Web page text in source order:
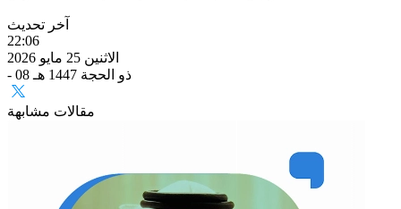
آخر تحديث
22:06
الاثنين 25 مايو 2026
- 08 ذو الحجة 1447 هـ
مقالات مشابهة